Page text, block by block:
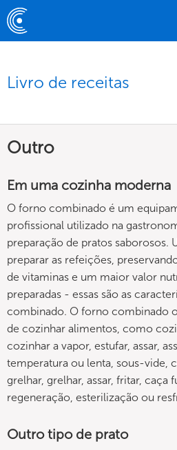
Livro de receitas
Outro
Em uma cozinha moderna
O forno combinado é um
profissional utilizado na
preparação de pratos saborosos.
preparar as refeições,
de vitaminas e um maior valor
preparadas - essas são as
combinado. O forno combinado
de cozinhar alimentos, como
cozinhar a vapor, estufar, assar,
temperatura ou lenta, sous-vide,
grelhar, grelhar, assar, fritar, caça
regeneração, esterilização ou
Outro tipo de prato